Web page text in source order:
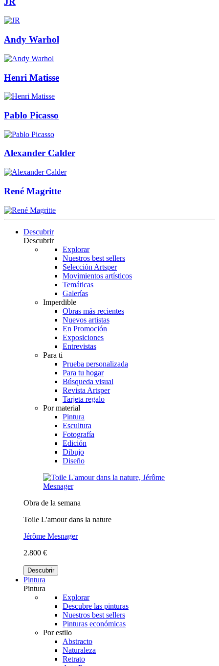
Andy Warhol
Henri Matisse
Pablo Picasso
Alexander Calder
René Magritte
Descubrir
Descubrir
Explorar
Nuestros best sellers
Selección Artsper
Movimientos artísticos
Temáticas
Galerías
Imperdible
Obras más recientes
Nuevos artistas
En Promoción
Exposiciones
Entrevistas
Para ti
Prueba personalizada
Para tu hogar
Búsqueda visual
Revista Artsper
Tarjeta regalo
Por material
Pintura
Escultura
Fotografía
Edición
Dibujo
Diseño
Obra de la semana
Toile L'amour dans la nature
Jérôme Mesnager
2.800 €
Descubrir
Pintura
Pintura
Explorar
Descubre las pinturas
Nuestros best sellers
Pinturas económicas
Por estilo
Abstracto
Naturaleza
Retrato